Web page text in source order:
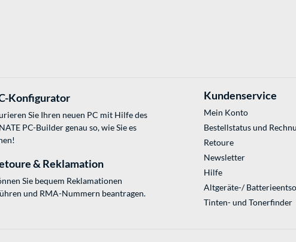
Konfigurator
Sie Ihren neuen PC mit Hilfe des
PC-Builder genau so, wie Sie es
& Reklamation
Sie bequem Reklamationen
und RMA-Nummern beantragen.
Kundenservice
Mein Konto
Bestellstatus und
Retoure
Newsletter
Hilfe
Altgeräte-/
Tinten- und Tonerfinder